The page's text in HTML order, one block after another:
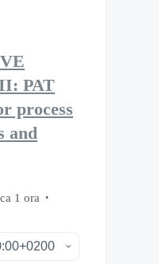
PAT
process
and
1 ora